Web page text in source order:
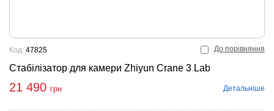
До порівняння
Стабілізатор для камери Zhiyun Crane 3 Lab
Код: 47825
21 490 грн Детальніше